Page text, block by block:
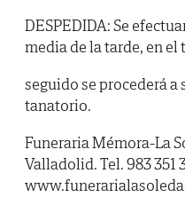
DESPEDIDA: Se
media de la tarde, en el
seguido se procederá
tanatorio.
Funeraria Mémora-La
Valladolid. Tel. 983 351